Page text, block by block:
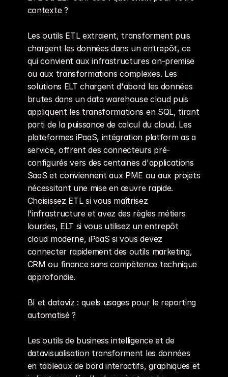
contexte ?
Les outils ETL extraient, transforment puis
chargent les données dans un entrepôt, ce
qui convient aux infrastructures on-premise
ou aux transformations complexes. Les
solutions ELT chargent d'abord les données
brutes dans un data warehouse cloud puis
appliquent les transformations en SQL, tirant
parti de la puissance de calcul du cloud. Les
plateformes iPaaS, intégration platform as a
service, offrent des connecteurs pré-
configurés vers des centaines d'applications
SaaS et conviennent aux PME ou aux projets
nécessitant une mise en œuvre rapide.
Choisissez ETL si vous maîtrisez
l'infrastructure et avez des règles métiers
lourdes, ELT si vous utilisez un entrepôt
cloud moderne, iPaaS si vous devez
connecter rapidement des outils marketing,
CRM ou finance sans compétence technique
approfondie.
BI et dataviz : quels usages pour le reporting
automatisé ?
Les outils de business intelligence et de
datavisualisation transforment les données
en tableaux de bord interactifs, graphiques et